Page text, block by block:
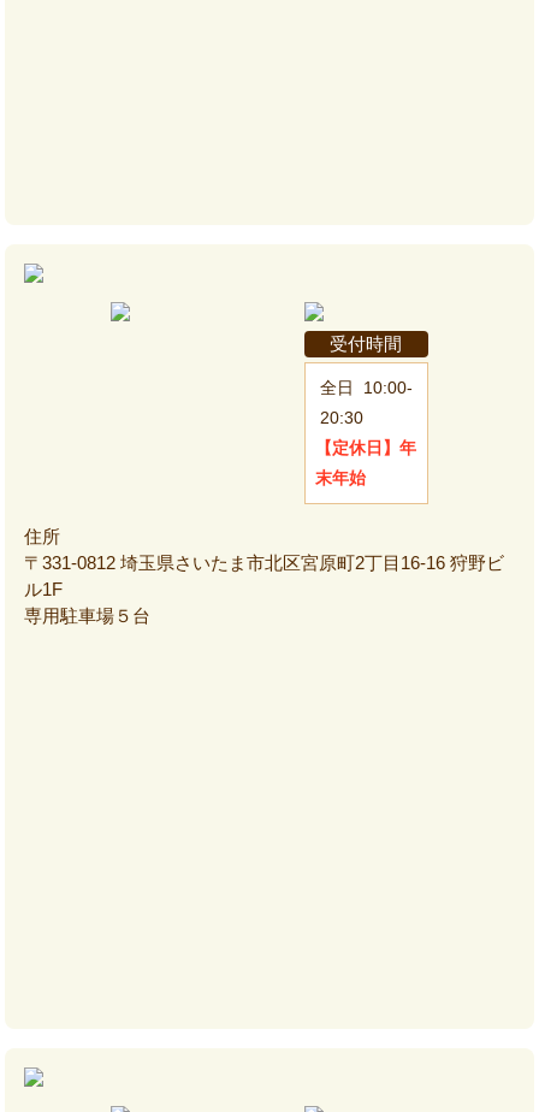
受付時間
全日
10:00-
20:30
【定休日】 年
末年始
住所
〒331-0812 埼玉県さいたま市北区宮原町2丁目16-16 狩野ビ
ル1F
専用駐車場５台